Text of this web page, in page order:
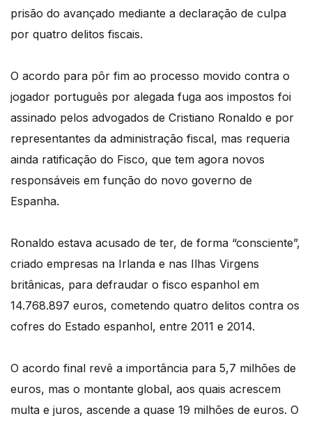
prisão do avançado mediante a declaração de culpa
por quatro delitos fiscais.
O acordo para pôr fim ao processo movido contra o
jogador português por alegada fuga aos impostos foi
assinado pelos advogados de Cristiano Ronaldo e por
representantes da administração fiscal, mas requeria
ainda ratificação do Fisco, que tem agora novos
responsáveis em função do novo governo de
Espanha.
Ronaldo estava acusado de ter, de forma “consciente”,
criado empresas na Irlanda e nas Ilhas Virgens
britânicas, para defraudar o fisco espanhol em
14.768.897 euros, cometendo quatro delitos contra os
cofres do Estado espanhol, entre 2011 e 2014.
O acordo final revê a importância para 5,7 milhões de
euros, mas o montante global, aos quais acrescem
multa e juros, ascende a quase 19 milhões de euros. O